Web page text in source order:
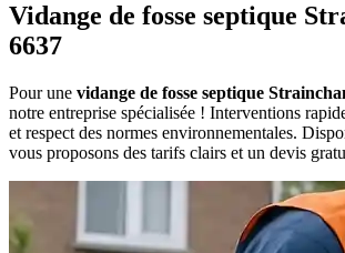
Vidange de fosse septique
6637
Pour une vidange de fosse septique
notre entreprise spécialisée ! Interventions
et respect des normes environnementales.
vous proposons des tarifs clairs et un devis